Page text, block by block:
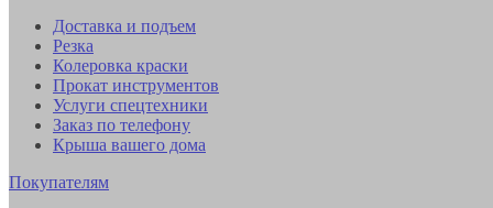
Доставка и подъем
Резка
Колеровка краски
Прокат инструментов
Услуги спецтехники
Заказ по телефону
Крыша вашего дома
Покупателям